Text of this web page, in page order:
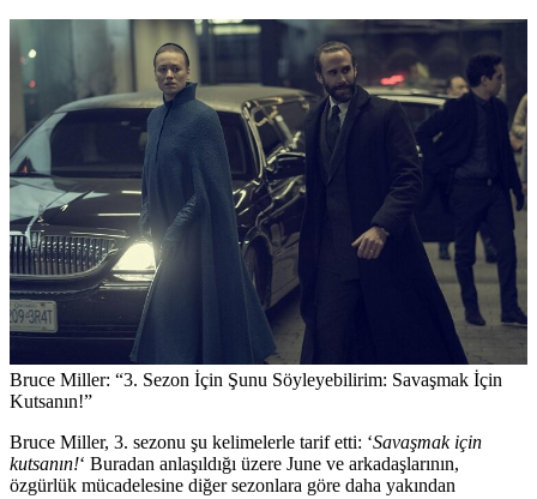
Bruce Miller: “3. Sezon İçin Şunu Söyleyebilirim: Savaşmak İçin
Kutsanın!”
Bruce Miller, 3. sezonu şu kelimelerle tarif etti: ‘Savaşmak için
kutsanın!‘ Buradan anlaşıldığı üzere June ve arkadaşlarının,
özgürlük mücadelesine diğer sezonlara göre daha yakından